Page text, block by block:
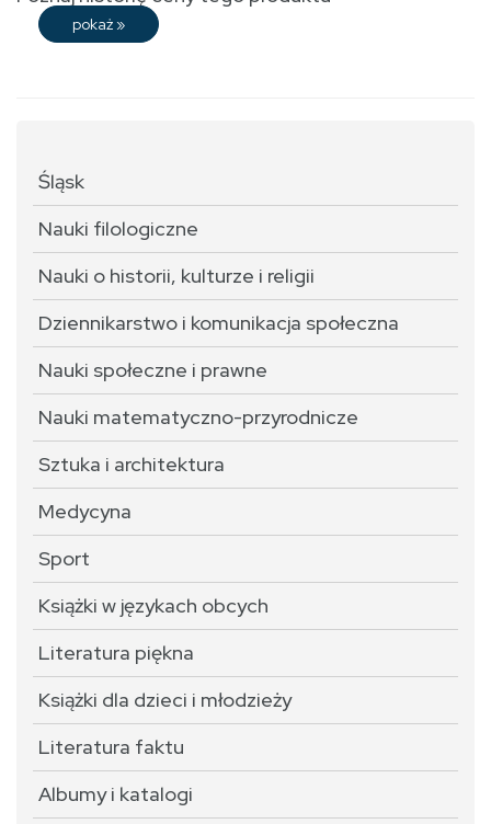
pokaż »
Śląsk
Nauki filologiczne
Nauki o historii, kulturze i religii
Dziennikarstwo i komunikacja społeczna
Nauki społeczne i prawne
Nauki matematyczno-przyrodnicze
Sztuka i architektura
Medycyna
Sport
Książki w językach obcych
Literatura piękna
Książki dla dzieci i młodzieży
Literatura faktu
Albumy i katalogi